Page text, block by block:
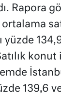
Rapora
ortalama
yüzde
139,6